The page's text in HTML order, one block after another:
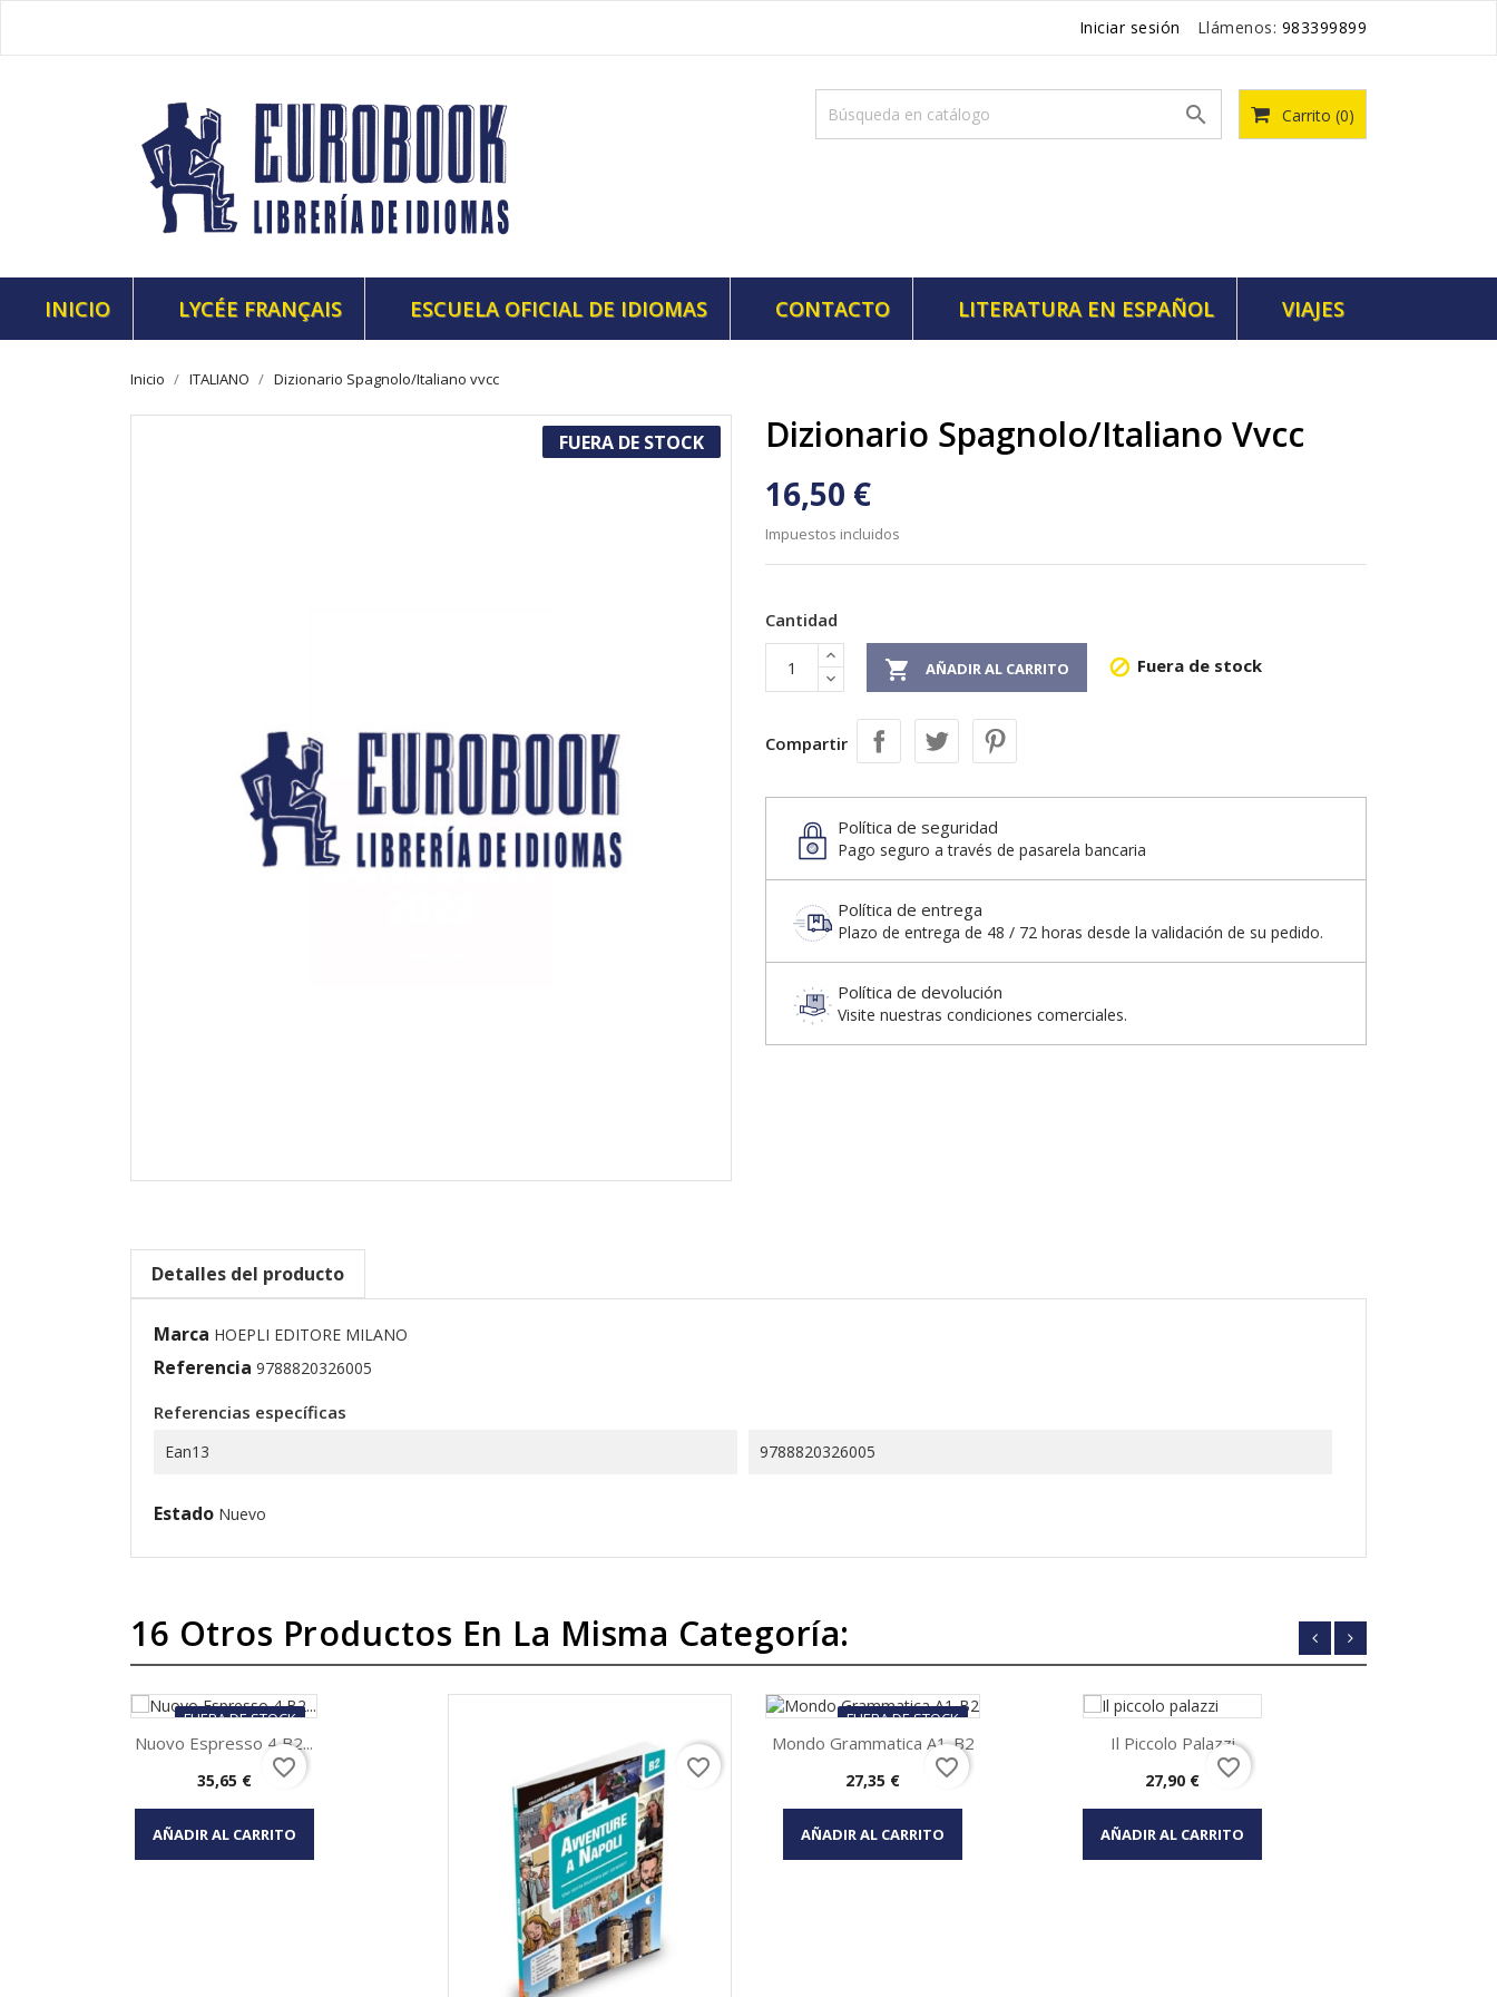
Iniciar sesión Llámenos: 983399899
Carrito (0)

INICIO LYCÉE FRANÇAIS ESCUELA OFICIAL DE IDIOMAS CONTACTO LITERATURA EN ESPAÑOL VIAJES
Inicio ITALIANO Dizionario Spagnolo/Italiano vvcc
FUERA DE STOCK Dizionario Spagnolo/Italiano Vvcc
16,50 €
Impuestos incluidos
Cantidad
 AÑADIR AL CARRITO  Fuera de stock
Compartir
Política de seguridad
Pago seguro a través de pasarela bancaria
Política de entrega
Plazo de entrega de 48 / 72 horas desde la validación de su pedido.
Política de devolución
Visite nuestras condiciones comerciales.
Detalles del producto
Marca HOEPLI EDITORE MILANO
Referencia 9788820326005
Referencias específicas
Ean13 9788820326005
Estado Nuevo
16 Otros Productos En La Misma Categoría:
FUERA DE STOCK
Vista rápida
Nuovo Espresso 4 B2...
Precio
35,65 €
AÑADIR AL CARRITO
favorite_border favorite_border
FUERA DE STOCK
Vista rápida
Mondo Grammatica A1-B2
Precio
27,35 €
AÑADIR AL CARRITO
favorite_border
Vista rápida
Il Piccolo Palazzi
Precio
27,90 €
AÑADIR AL CARRITO
favorite_border